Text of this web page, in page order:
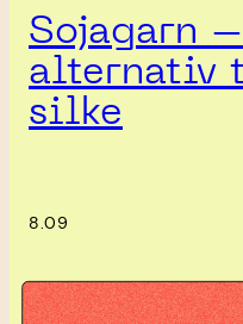
Sojagarn
alternativ
silke
8.09